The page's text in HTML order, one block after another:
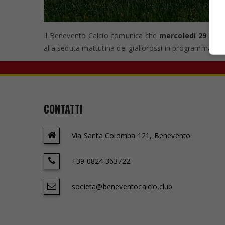
Il Benevento Calcio comunica che mercoledì 29
alla seduta mattutina dei giallorossi in programma alle
CONTATTI
Via Santa Colomba 121, Benevento
+39 0824 363722
societa@beneventocalcio.club